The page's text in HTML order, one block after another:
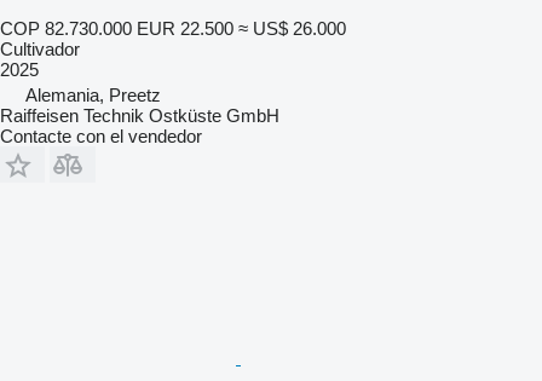
COP 82.730.000 EUR 22.500 ≈ US$ 26.000
Cultivador
2025
Alemania, Preetz
Raiffeisen Technik Ostküste GmbH
Contacte con el vendedor